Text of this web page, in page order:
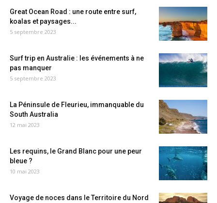
Great Ocean Road : une route entre surf,
koalas et paysages...
5 septembre 2023
Surf trip en Australie : les événements à ne
pas manquer
5 septembre 2023
La Péninsule de Fleurieu, immanquable du
South Australia
12 mai 2023
Les requins, le Grand Blanc pour une peur
bleue ?
10 mai 2023
Voyage de noces dans le Territoire du Nord